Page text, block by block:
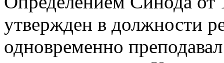
утвержден в должности
одновременно